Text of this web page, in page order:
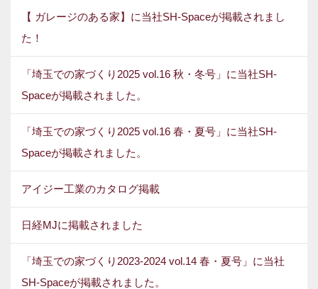
【 ガレージのある家】に当社SH-Spaceが掲載されまし
た！
「埼玉での家づくり2025 vol.16 秋・冬号」に当社SH-
Spaceが掲載されました。
「埼玉での家づくり2025 vol.16 春・夏号」に当社SH-
Spaceが掲載されました。
アイジー工業のカタログ掲載
日経MJに掲載されました
「埼玉での家づくり2023-2024 vol.14 春・夏号」に当社
SH-Spaceが掲載されました。